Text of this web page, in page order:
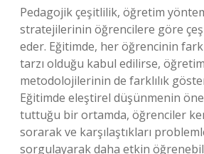
Pedagojik çeşitlilik, öğretim
stratejilerinin öğrencilere göre
eder. Eğitimde, her öğrencinin
tarzı olduğu kabul edilirse, öğretim
metodolojilerinin de farklılık
Eğitimde eleştirel düşünmenin
tuttuğu bir ortamda, öğrenciler
sorarak ve karşılaştıkları
sorgulayarak daha etkin